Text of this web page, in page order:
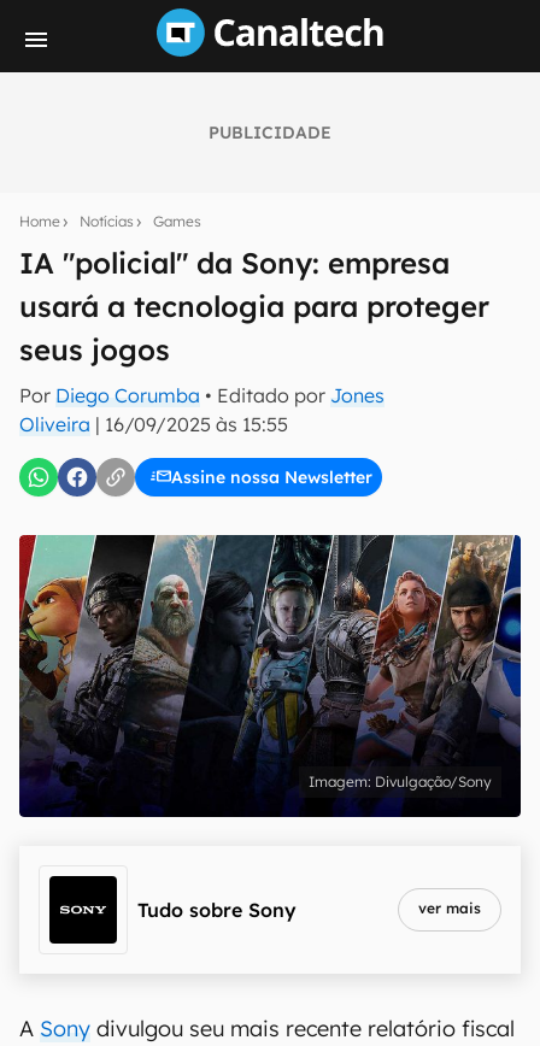
PUBLICIDADE
Home Notícias Games
IA "policial" da Sony: empresa
usará a tecnologia para proteger
seus jogos
Por Diego Corumba • Editado por Jones
Oliveira | 16/09/2025 às 15:55
Assine nossa Newsletter
notícias e reviews sobre tecnologia em primeira
mão.
E-mail
inscreva-se
Confirmo que li, aceito e concordo com os Termos de
Uso e Política de Privacidade do Canaltech.
Divulgação/Sony
Tudo sobre Sony ver mais
A Sony divulgou seu mais recente relatório fiscal